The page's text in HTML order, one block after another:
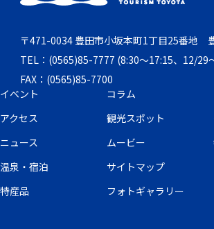
〒471-0034 豊田市小坂本町1丁目25番地
TEL：(0565)85-7777 (8:30～17:15、12/29
FAX：(0565)85-7700
イベント
コラム
アクセス
観光スポット
ニュース
ムービー
温泉・宿泊
サイトマップ
特産品
フォトギャラリー